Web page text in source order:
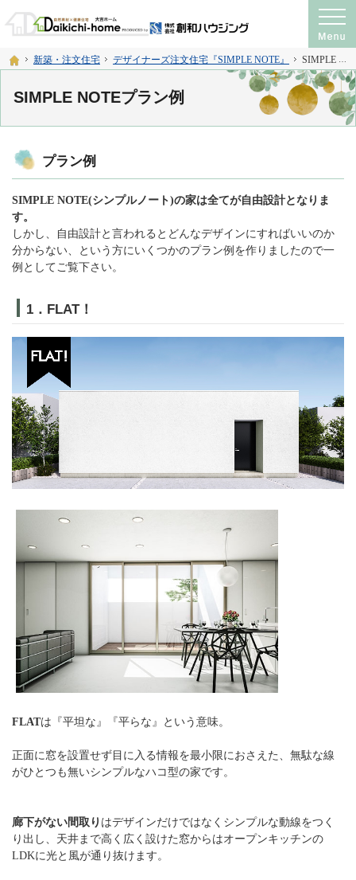
ホーム
新築・注文住宅 デザイナーズ注文住宅『SIMPLE NOTE』 SIMPLE NOTEプラン例
SIMPLE NOTEプラン例
プロの目線からご提案。注文住宅・新築戸建て・リフォームを手がける工務店なら
神奈川県横須賀市・宮城県仙台市の注文住宅・新築戸建て・リフォームを手がけ
プラン例
SIMPLE NOTE(シンプルノート)の家は全てが自由設計となりま
す。
しかし、自由設計と言われるとどんなデザインにすればいいのか
分からない、という方にいくつかのプラン例を作りましたので一
例としてご覧下さい。
1．FLAT！
FLATは『平坦な』『平らな』という意味。
正面に窓を設置せず目に入る情報を最小限におさえた、無駄な線
がひとつも無いシンプルなハコ型の家です。
廊下がない間取り はデザインだけではなくシンプルな動線をつく
り出し、天井まで高く広く設けた窓からはオープンキッチンの
LDKに光と風が通り抜けます。